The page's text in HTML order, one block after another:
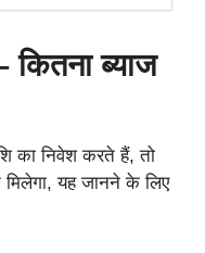
ब्याज
का निवेश करते हैं, तो
मिलेगा, यह जानने के लिए